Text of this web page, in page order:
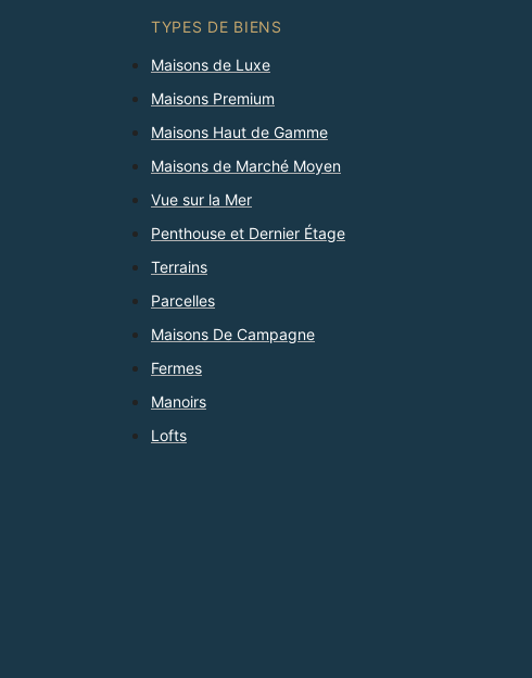
TYPES DE BIENS
Maisons de Luxe
Maisons Premium
Maisons Haut de Gamme
Maisons de Marché Moyen
Vue sur la Mer
Penthouse et Dernier Étage
Terrains
Parcelles
Maisons De Campagne
Fermes
Manoirs
Lofts